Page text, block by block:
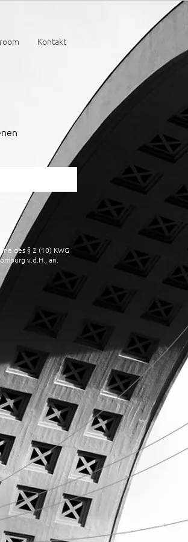
Kontakt
des § 2 (10) KWG
v.d.H., an.